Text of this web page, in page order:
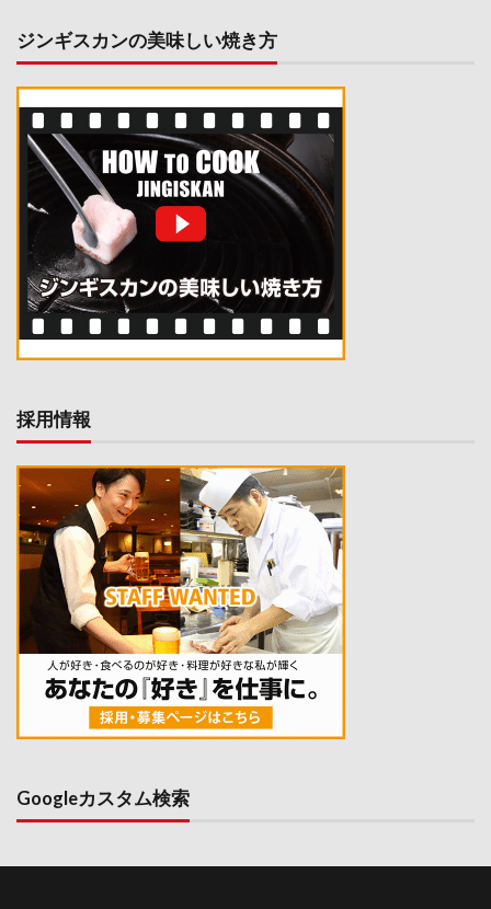
ジンギスカンの美味しい焼き方
採用情報
Googleカスタム検索